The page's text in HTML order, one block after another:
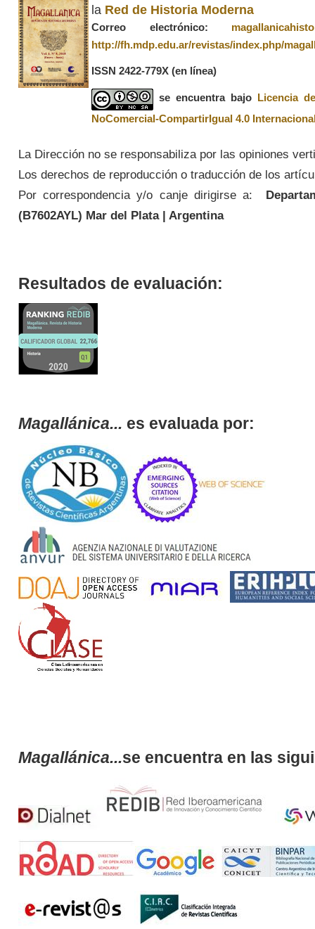
la Red de Historia Moderna
Correo electrónico:
http://fh.mdp.edu.ar/revistas/index.php/
ISSN 2422-779X (en línea)
se encuentra bajo
Licencia
NoComercial-CompartirIgual 4.0
La Dirección no se responsabiliza por las opiniones
Los derechos de reproducción o traducción de los
Por correspondencia y/o canje dirigirse a:
(B7602AYL) Mar del Plata | Argentina
Resultados de evaluación:
Magallánica... es evaluada por:
Magallánica...se encuentra en las